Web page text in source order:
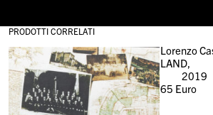
PRODOTTI CORRELATI
Lorenzo
LAND,
2019
65 Euro